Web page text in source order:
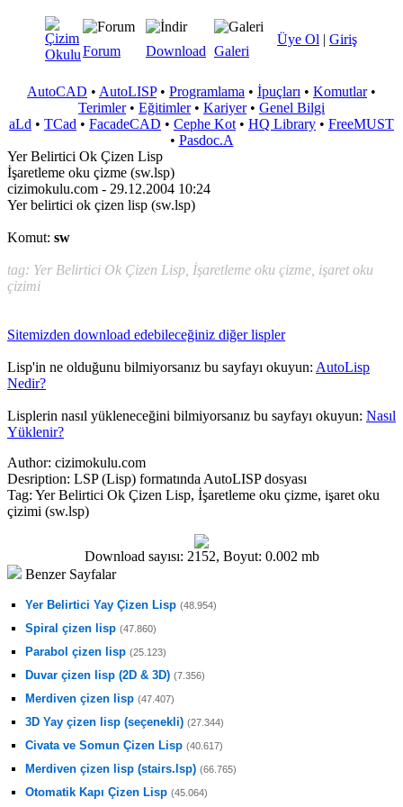
Üye Ol | Giriş
Forum Download Galeri
AutoCAD • AutoLISP• Programlama • İpuçları • Komutlar•
Terimler• Eğitimler• Kariyer• Genel Bilgi
aLd • TCad • FacadeCAD • Cephe Kot • HQ Library • FreeMUST
• Pasdoc.A
Yer Belirtici Ok Çizen Lisp
İşaretleme oku çizme (sw.lsp)
cizimokulu.com - 29.12.2004 10:24
Yer belirtici ok çizen lisp (sw.lsp)
Komut: sw
tag: Yer Belirtici Ok Çizen Lisp, İşaretleme oku çizme, işaret oku
çizimi
Sitemizden download edebileceğiniz diğer lispler
Lisp'in ne olduğunu bilmiyorsanız bu sayfayı okuyun: AutoLisp
Nedir?
Lisplerin nasıl yükleneceğini bilmiyorsanız bu sayfayı okuyun: Nasıl
Yüklenir?
Author: cizimokulu.com
Desription: LSP (Lisp) formatında AutoLISP dosyası
Tag: Yer Belirtici Ok Çizen Lisp, İşaretleme oku çizme, işaret oku
çizimi (sw.lsp)
Download sayısı: 2152, Boyut: 0.002 mb
Benzer Sayfalar
Yer Belirtici Yay Çizen Lisp (48.954)
Spiral çizen lisp (47.860)
Parabol çizen lisp (25.123)
Duvar çizen lisp (2D & 3D) (7.356)
Merdiven çizen lisp (47.407)
3D Yay çizen lisp (seçenekli) (27.344)
Civata ve Somun Çizen Lisp (40.617)
Merdiven çizen lisp (stairs.lsp) (66.765)
Otomatik Kapı Çizen Lisp (45.064)